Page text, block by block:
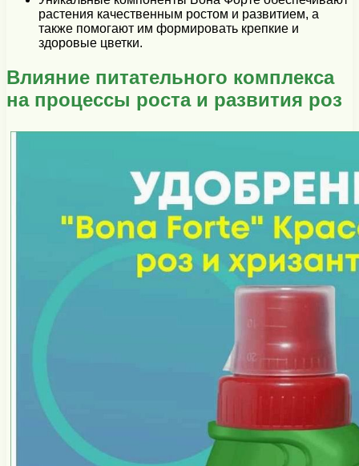
растения качественным ростом и развитием, а
также помогают им формировать крепкие и
здоровые цветки.
Влияние питательного комплекса
на процессы роста и развития роз